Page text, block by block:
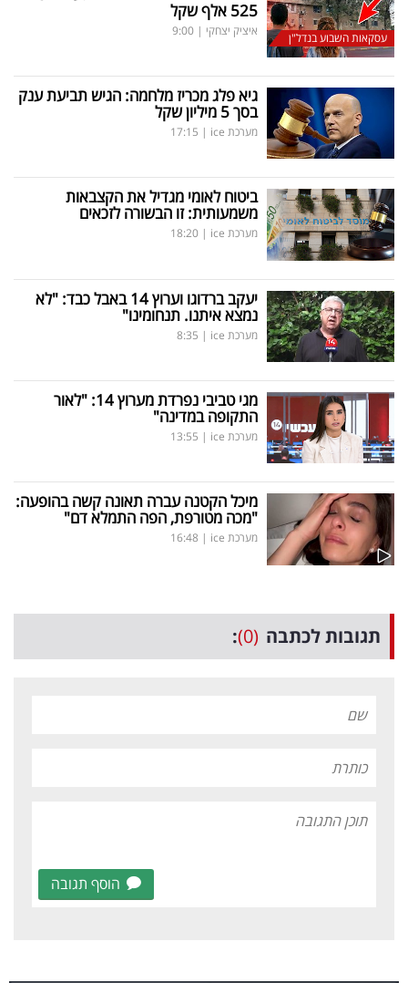
עסקאות השבוע בנדל"ן
525 אלף שקל
איציק יצחקי |
9:00
גיא פלג מכריז מלחמה: הגיש תביעת ענק
בסך 5 מיליון שקל
מערכת ice |
17:15
ביטוח לאומי מגדיל את הקצבאות
משמעותית: זו הבשורה לזכאים
מערכת ice |
18:20
יעקב ברדוגו וערוץ 14 באבל כבד: "לא
נמצא איתנו. תנחומינו"
מערכת ice |
8:35
מגי טביבי נפרדת מערוץ 14: "לאור
התקופה במדינה"
מערכת ice |
13:55
מיכל הקטנה עברה תאונה קשה בהופעה:
"מכה מטורפת, הפה התמלא דם"
מערכת ice |
16:48
תגובות לכתבה (0)
:
הוסף תגובה